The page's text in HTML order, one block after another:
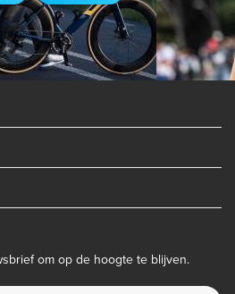
om op de hoogte te blijven.